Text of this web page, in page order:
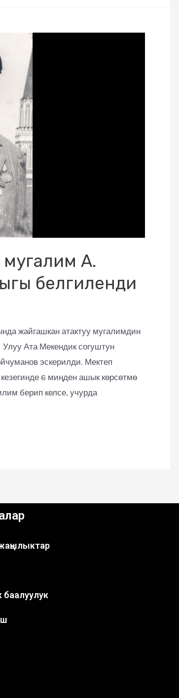
А.
белгиленди
жайгашкан атактуу мугалимдин
Ата Мекендик согуштун
эскерилди. Мектеп
6 миңден ашык көрсөтмө
берип келсе, учурда
баалуулук